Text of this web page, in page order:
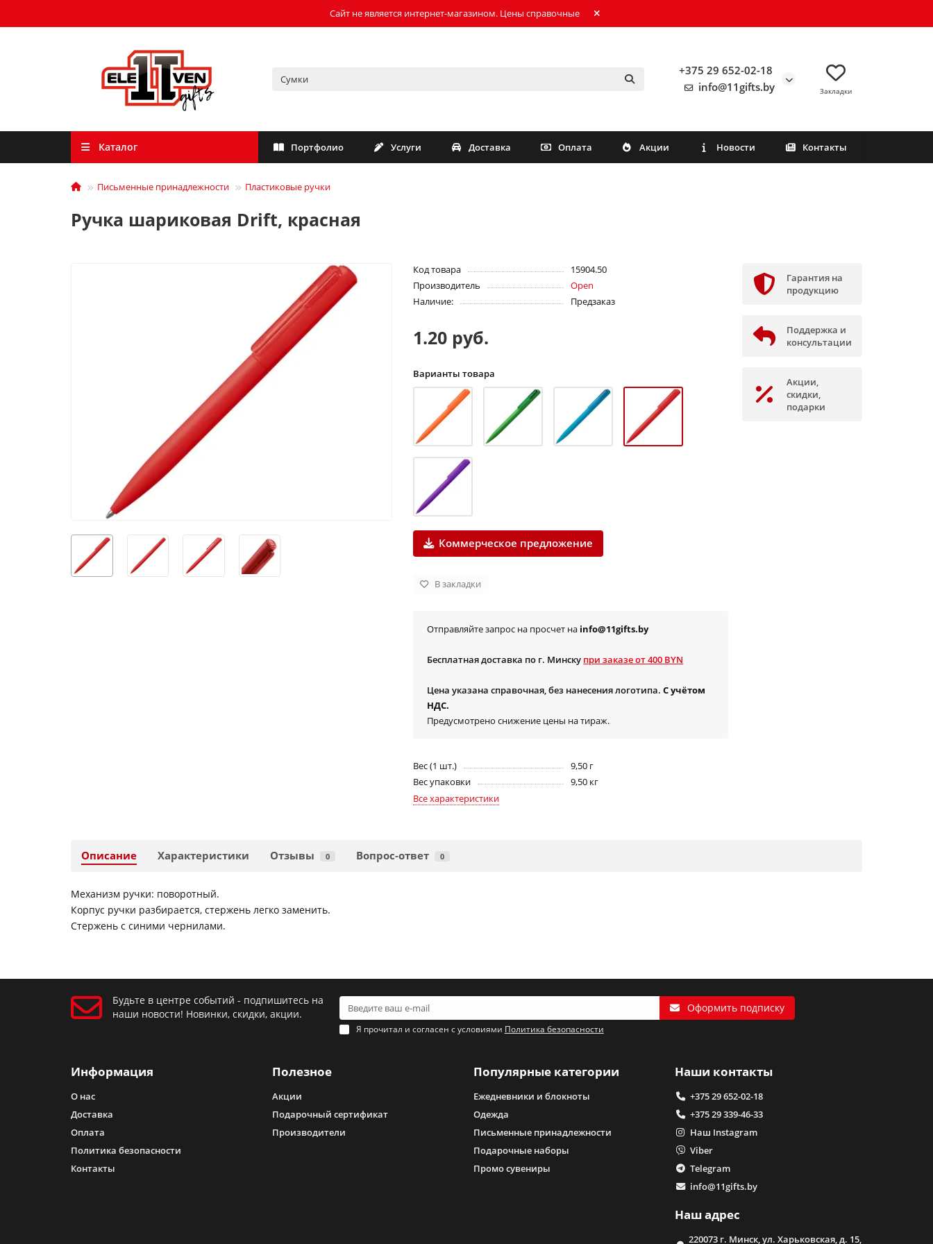
Сайт не является интернет-магазином. Цены справочные
+375 29 652-02-18
info@11gifts.by
Закладки
Каталог Портфолио Услуги Доставка Оплата Акции Новости Контакты
Письменные принадлежности Пластиковые ручки
Ручка шариковая Drift, красная
Код товара
15904.50
Производитель
Open
Наличие:
Предзаказ
1.20 руб.
Варианты товара
Коммерческое предложение
В закладки
Отправляйте запрос на просчет на info@11gifts.by
Бесплатная доставка по г. Минску при заказе от 400 BYN
Цена указана справочная, без нанесения логотипа. С учётом
НДС.
Предусмотрено снижение цены на тираж.
Вес (1 шт.)
9,50 г
Вес упаковки
9,50 кг
Все характеристики
Гарантия на
продукцию
Поддержка и
консультации
Акции,
скидки,
подарки
Описание Характеристики Отзывы 0 Вопрос-ответ 0
Механизм ручки: поворотный.
Корпус ручки разбирается, стержень легко заменить.
Стержень с синими чернилами.
Будьте в центре событий - подпишитесь на
наши новости! Новинки, скидки, акции.
Оформить подписку
Я прочитал и согласен с условиями Политика безопасности
Информация
О нас
Доставка
Оплата
Политика безопасности
Контакты
Полезное
Акции
Подарочный сертификат
Производители
Популярные категории
Ежедневники и блокноты
Одежда
Письменные принадлежности
Подарочные наборы
Промо сувениры
Наши контакты
+375 29 652-02-18
+375 29 339-46-33
Наш Instagram
Viber
Telegram
info@11gifts.by
Наш адрес
220073 г. Минск, ул. Харьковская, д. 15,